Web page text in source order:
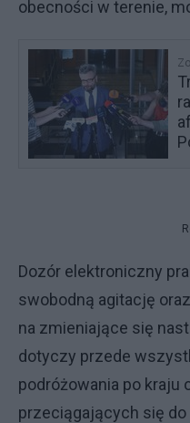
obecności w terenie,
Dozór elektroniczny
swobodną agitację
na zmieniające się
dotyczy przede
podróżowania po kraju
przeciągających się